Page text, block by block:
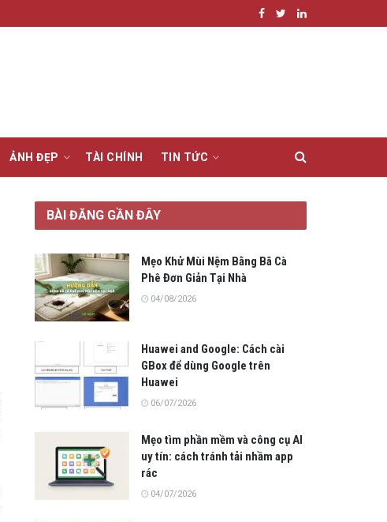
ẢNH ĐẸP TÀI CHÍNH TIN TỨC
BÀI ĐĂNG GẦN ĐÂY
Mẹo Khử Mùi Nệm Bằng Bã Cà
Phê Đơn Giản Tại Nhà
04/08/2026
Huawei and Google: Cách cài
GBox để dùng Google trên
Huawei
06/07/2026
Mẹo tìm phần mềm và công cụ AI
uy tín: cách tránh tải nhầm app
rác
04/07/2026